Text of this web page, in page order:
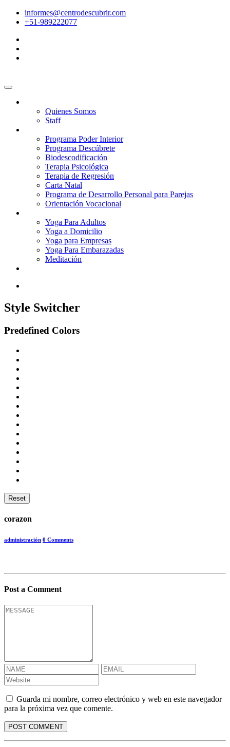
informes@centrodescubrir.com
+51-989222077
Quienes Somos
Staff
Programa Poder Interior
Programa Descúbrete
Biodescodificación
Terapia Psicológica
Terapia de Regresión
Carta Natal
Programa de Desarrollo Personal para Parejas
Orientación Vocacional
Yoga Para Adultos
Yoga a Domicilio
Yoga para Empresas
Yoga Para Embarazadas
Meditación
Style Switcher
Predefined Colors
Reset
corazon
administración 0 Comments
Post a Comment
Guarda mi nombre, correo electrónico y web en este navegador
para la próxima vez que comente.